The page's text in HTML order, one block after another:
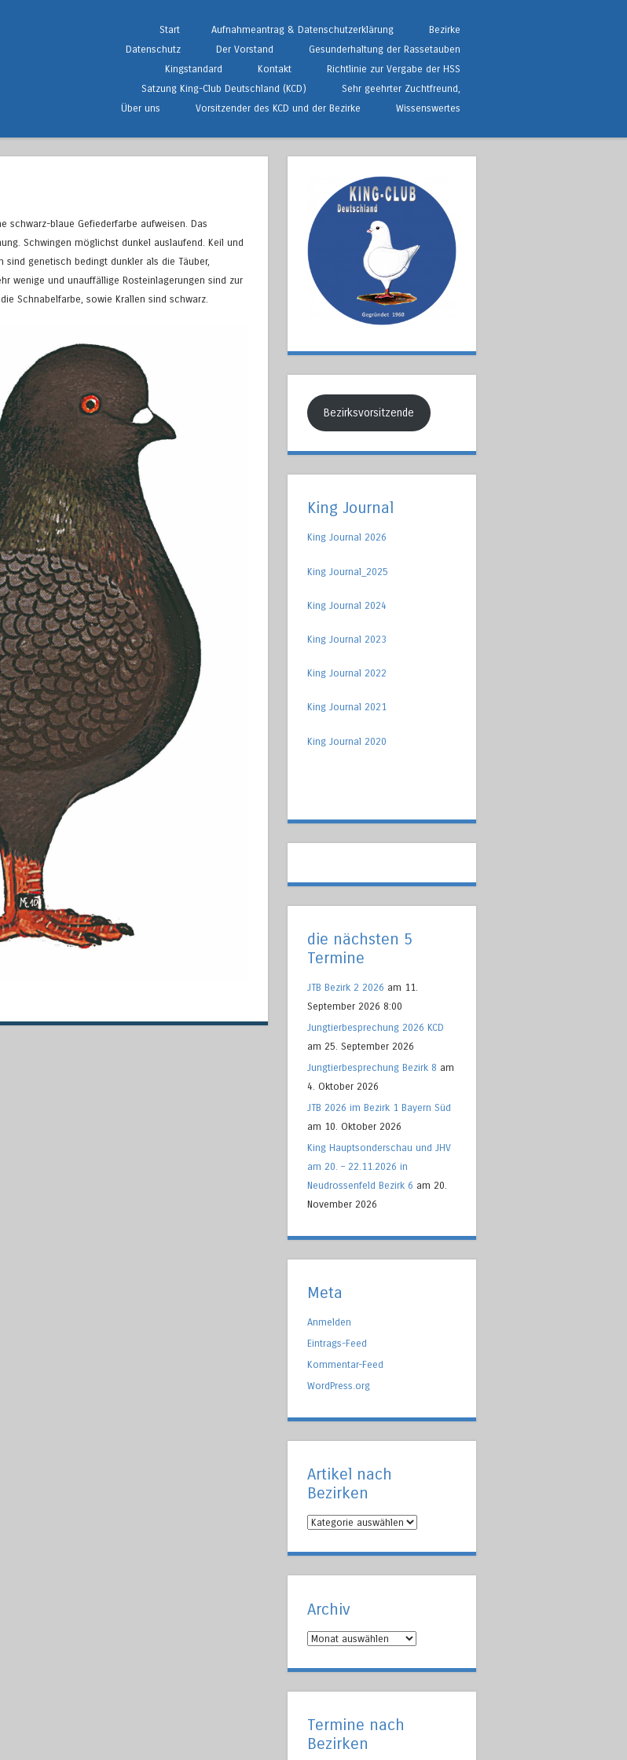
Menü
Springe zum Inhalt
Start Aufnahmeantrag & Datenschutzerklärung
Bezirke
Datenschutz
Der Vorstand
Gesunderhaltung der Rassetauben
Kingstandard
Kontakt
Richtlinie zur Vergabe der HSS
Satzung King-Club Deutschland (KCD)
Sehr geehrter Zuchtfreund,
Über uns
Vorsitzender des KCD und der Bezirke Wissenswertes
schwarz-blaue Gefiederfarbe aufweisen. Das
Schwingen möglichst dunkel auslaufend. Keil und
sind genetisch bedingt dunkler als die Täuber,
wenige und unauffällige Rosteinlagerungen sind zur
Schnabelfarbe, sowie Krallen sind schwarz.
Bezirksvorsitzende
King Journal
King Journal 2026
King Journal_2025
King Journal 2024
King Journal 2023
King Journal 2022
King Journal 2021
King Journal 2020
die nächsten 5
Termine
JTB Bezirk 2 2026 am 11.
September 2026 8:00
Jungtierbesprechung 2026 KCD
am 25. September 2026
Jungtierbesprechung Bezirk 8 am
4. Oktober 2026
JTB 2026 im Bezirk 1 Bayern Süd
am 10. Oktober 2026
King Hauptsonderschau und JHV
am 20. – 22.11.2026 in
Neudrossenfeld Bezirk 6 am 20.
November 2026
Meta
Anmelden
Eintrags-Feed
Kommentar-Feed
WordPress.org
Artikel nach
Bezirken
Artikel
Bezirken
Archiv
Archiv
Termine nach
Bezirken